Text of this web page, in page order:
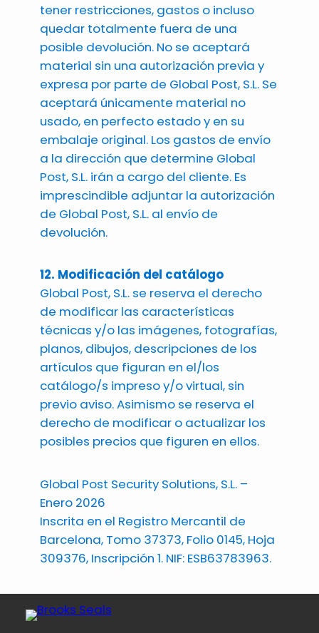
tener restricciones, gastos o incluso
quedar totalmente fuera de una
posible devolución. No se aceptará
material sin una autorización previa y
expresa por parte de Global Post, S.L. Se
aceptará únicamente material no
usado, en perfecto estado y en su
embalaje original. Los gastos de envío
a la dirección que determine Global
Post, S.L. irán a cargo del cliente. Es
imprescindible adjuntar la autorización
de Global Post, S.L. al envío de
devolución.
12. Modificación del catálogo
Global Post, S.L. se reserva el derecho
de modificar las características
técnicas y/o las imágenes, fotografías,
planos, dibujos, descripciones de los
artículos que figuran en el/los
catálogo/s impreso y/o virtual, sin
previo aviso. Asimismo se reserva el
derecho de modificar o actualizar los
posibles precios que figuren en ellos.
Global Post Security Solutions, S.L. –
Enero 2026
Inscrita en el Registro Mercantil de
Barcelona, Tomo 37373, Folio 0145, Hoja
309376, Inscripción 1. NIF: ESB63783963.